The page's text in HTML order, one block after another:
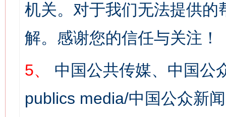
机关。对于我们无法提供
解。感谢您的信任与关注！
5、
中国公共传媒、中国公
publics media/中国公众新